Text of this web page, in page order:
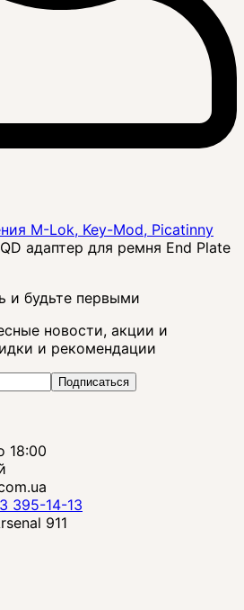
M-Lok, Key-Mod, Picatinny
адаптер для ремня End Plate
и будьте первыми
новости, акции и
и рекомендации
Подписаться
18:00
395-14-13
911